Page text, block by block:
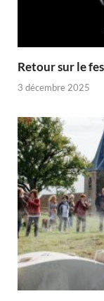
Retour sur le
3 décembre 2025